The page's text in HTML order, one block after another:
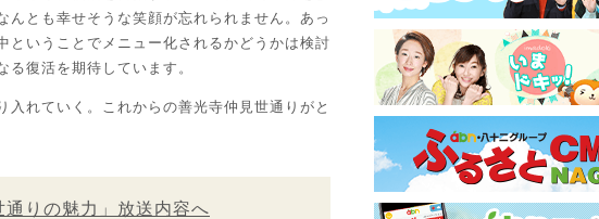
んとも幸せそうな笑顔が忘れられません。あっ
ということでメニュー化されるかどうかは検討
復活を期待しています。
れていく。これからの善光寺仲見世通りがと
通りの魅力」放送内容へ